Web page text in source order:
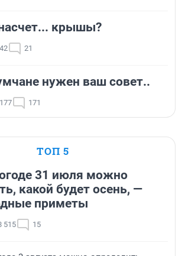
крышы?
21
нужен ваш совет..
171
ТОП 5
31 июля можно
какой будет осень, —
приметы
515 15